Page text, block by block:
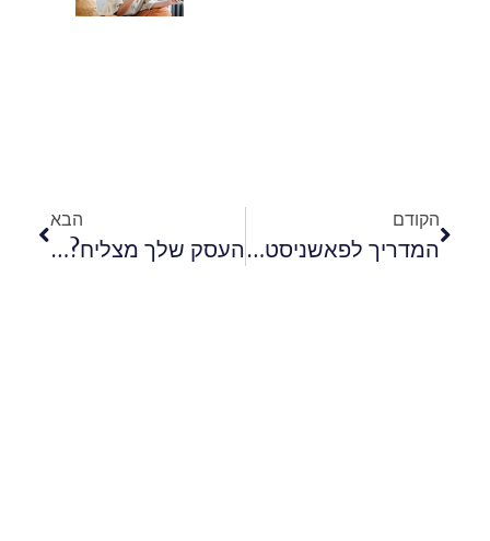
הקודם
המדריך לפאשניסטה: כך תתפרי לעצמך בגדים בעיצוב אישי
הבא
העסק שלך מצליח? הגיע הזמן להתקדם לשירותי מרכזיה